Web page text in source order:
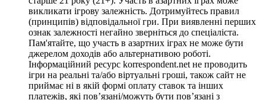
викликати ігрову залежність. Дотримуйтесь правил
(принципів) відповідальної гри. При виявленні перших
ознак залежності негайно зверніться до спеціаліста.
Пам'ятайте, що участь в азартних іграх не може бути
джерелом доходів або альтернативою роботі.
Інформаційний ресурс korrespondent.net не проводить
ігри на реальні та/або віртуальні гроші, також сайт не
приймає ні в якій формі оплату ставок та інших
платежів, які пов’язані/можуть бути пов’язані з